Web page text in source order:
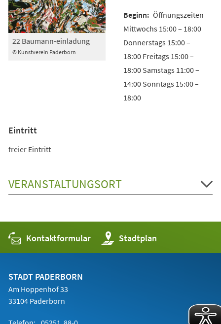
© Kunstverein Paderborn
22 Baumann-einladung
Öffnungszeiten
Mittwochs 15:00 – 18:00
Donnerstags 15:00 –
18:00 Freitags 15:00 –
18:00 Samstags 11:00 –
14:00 Sonntags 15:00 –
18:00
Eintritt
freier Eintritt
VERANSTALTUNGSORT
Kontaktformular Stadtplan
(Öffnet
in
einem
STADT PADERBORN
Am Hoppenhof 33
33104 Paderborn